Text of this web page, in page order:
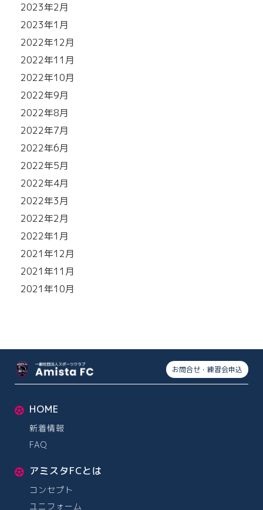
2023年2月
2023年1月
2022年12月
2022年11月
2022年10月
2022年9月
2022年8月
2022年7月
2022年6月
2022年5月
2022年4月
2022年3月
2022年2月
2022年1月
2021年12月
2021年11月
2021年10月
お問合せ・練習会申込
HOME
新着情報
FAQ
アミスタFCとは
コンセプト
ユニフォーム